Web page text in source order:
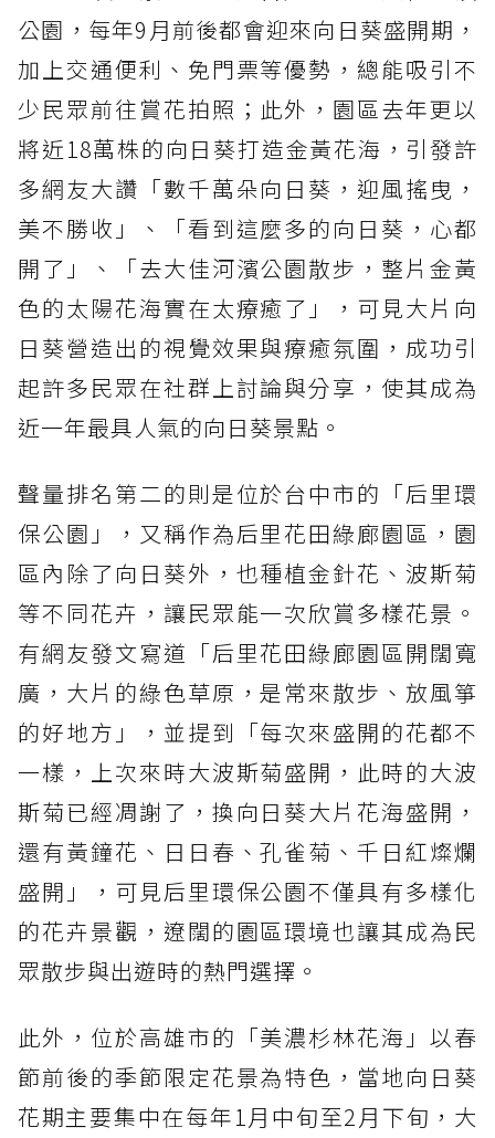
公園，每年9月前後都會迎來向日葵盛開期，
加上交通便利、免門票等優勢，總能吸引不
少民眾前往賞花拍照；此外，園區去年更以
將近18萬株的向日葵打造金黃花海，引發許
多網友大讚「數千萬朵向日葵，迎風搖曳，
美不勝收」、「看到這麼多的向日葵，心都
開了」、「去大佳河濱公園散步，整片金黃
色的太陽花海實在太療癒了」，可見大片向
日葵營造出的視覺效果與療癒氛圍，成功引
起許多民眾在社群上討論與分享，使其成為
近一年最具人氣的向日葵景點。
聲量排名第二的則是位於台中市的「后里環
保公園」，又稱作為后里花田綠廊園區，園
區內除了向日葵外，也種植金針花、波斯菊
等不同花卉，讓民眾能一次欣賞多樣花景。
有網友發文寫道「后里花田綠廊園區開闊寬
廣，大片的綠色草原，是常來散步、放風箏
的好地方」，並提到「每次來盛開的花都不
一樣，上次來時大波斯菊盛開，此時的大波
斯菊已經凋謝了，換向日葵大片花海盛開，
還有黃鐘花、日日春、孔雀菊、千日紅燦爛
盛開」，可見后里環保公園不僅具有多樣化
的花卉景觀，遼闊的園區環境也讓其成為民
眾散步與出遊時的熱門選擇。
此外，位於高雄市的「美濃杉林花海」以春
節前後的季節限定花景為特色，當地向日葵
花期主要集中在每年1月中旬至2月下旬，大